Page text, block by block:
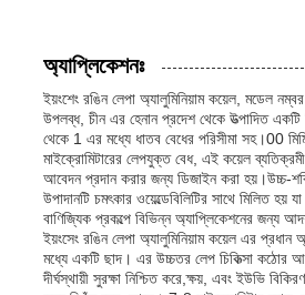
লেমিনেটেড অ্যালুমিনিয়াম ফয়েল
অ্যালুমিনিয়াম মধুচক্র প্যানেল
অ্যালুমিনিয়াম মধুচক্র
মিরর অ্যালুমিনিয়াম
অ্যাপ্লিকেশনঃ
ইয়ংশেং রঙিন লেপা অ্যালুমিনিয়াম কয়েল, মডেল
উপলব্ধ, চীন এর হেনান প্রদেশ থেকে উত্পাদিত
থেকে 1 এর মধ্যে ধাতব বেধের পরিসীমা সহ।00
মাইক্রোমিটারের লেপযুক্ত বেধ, এই কয়েল ব্যতিক্রমী
আবেদন প্রদান করার জন্য ডিজাইন করা হয়।উচ্চ-
উপাদানটি চমৎকার ওয়েল্ডেবিলিটির সাথে মিলিত
বাণিজ্যিক প্রকল্পে বিভিন্ন অ্যাপ্লিকেশনের জন্য
ইয়ংসেং রঙিন লেপা অ্যালুমিনিয়াম কয়েল এর প্রধান
মধ্যে একটি ছাদ। এর উচ্চতর লেপ চিকিত্সা কঠোর
দীর্ঘস্থায়ী সুরক্ষা নিশ্চিত করে,ক্ষয়, এবং ইউভি